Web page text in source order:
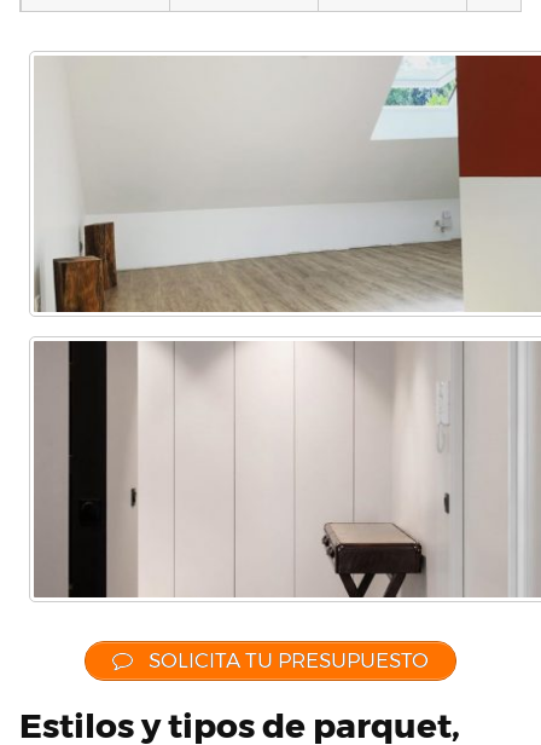
parquet o
Tarima
Vivienda
Otros
SOLICITA TU PRESUPUESTO
Estilos y tipos de parquet,